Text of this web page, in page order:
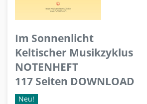
Im Sonnenlicht
Keltischer Musikzyklus
NOTENHEFT
117 Seiten DOWNLOAD
Neu!